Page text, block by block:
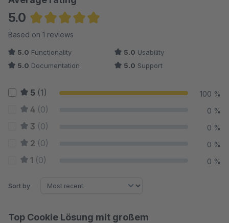
5.0
Average rating of 5 out of 5 stars
Based on 1 reviews
5.0 Functionality 5.0 Usability
5.0 Documentation 5.0 Support
5 (1) 100 %
4 (0) 0 %
3 (0) 0 %
2 (0) 0 %
1 (0) 0 %
Sort by
Top Cookie Lösung mit großem